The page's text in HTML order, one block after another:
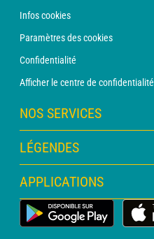
Infos cookies
Paramètres des cookies
Confidentialité
Afficher le centre de confidentialité
NOS SERVICES
Abonnement METEO Xpert
Abonnement METEO PRO
Consultation avec un prévisionniste
Bulletin PRO
LÉGENDES
Légende des cartes
Légende des pictogrammes
Glossaire
APPLICATIONS
Application Météo Terrestre